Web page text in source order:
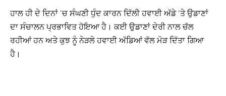
ਹਾਲ ਹੀ ਦੇ ਦਿਨਾਂ ‘ਚ ਸੰਘਣੀ ਧੁੰਦ ਕਾਰਨ ਦਿੱਲੀ ਹਵਾਈ ਅੱਡੇ ‘ਤੇ ਉਡਾਣਾਂ
ਦਾ ਸੰਚਾਲਨ ਪ੍ਰਭਾਵਿਤ ਹੋਇਆ ਹੈ। ਕਈ ਉਡਾਣਾਂ ਦੇਰੀ ਨਾਲ ਚੱਲ
ਰਹੀਆਂ ਹਨ ਅਤੇ ਕੁਝ ਨੂੰ ਨੇੜਲੇ ਹਵਾਈ ਅੱਡਿਆਂ ਵੱਲ ਮੋੜ ਦਿੱਤਾ ਗਿਆ
ਹੈ।